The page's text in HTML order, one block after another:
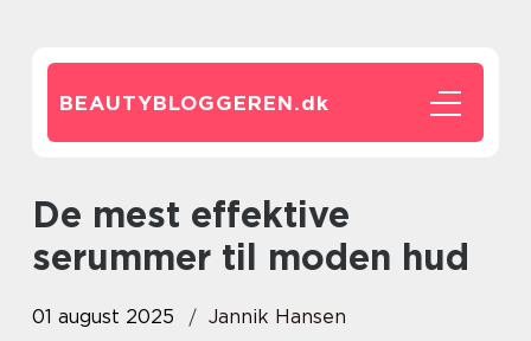
BEAUTYBLOGGEREN.dk
De mest effektive
serummer til moden hud
01 august 2025
Jannik Hansen